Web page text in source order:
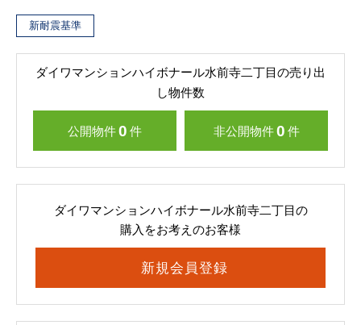
新耐震基準
ダイワマンションハイボナール水前寺二丁目の売り出
し物件数
公開物件0 件 非公開物件 0 件
ダイワマンションハイボナール水前寺二丁目の
購入をお考えのお客様
新規会員登録